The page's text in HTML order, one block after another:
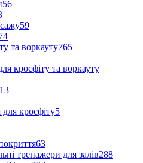
56
59
та воркауту765
кросфіту та воркауту
13
кросфіту5
63
тренажери для залів288